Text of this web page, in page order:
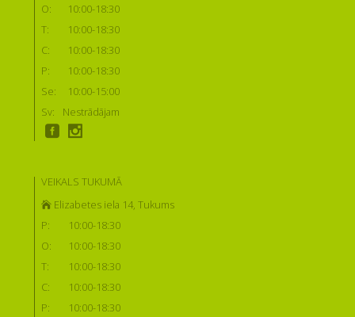
O:
10:00-18:30
T:
10:00-18:30
C:
10:00-18:30
P:
10:00-18:30
Se:
10:00-15:00
Sv:
Nestrādājam
VEIKALS TUKUMĀ
Elizabetes iela 14, Tukums
P:
10:00-18:30
O:
10:00-18:30
T:
10:00-18:30
C:
10:00-18:30
P:
10:00-18:30